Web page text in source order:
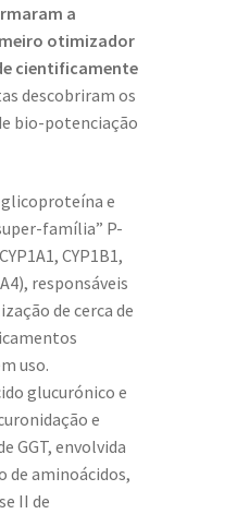
a
otimizador
cientificamente
descobriram os
bio-potenciação
e
família” P-
CYP1B1,
responsáveis
de cerca de
uso.
glucurónico e
e
GGT, envolvida
de aminoácidos,
II de